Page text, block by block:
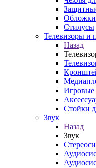
Обложки
Стилусы
Телевизоры и
Назад
Игровые
Стойки
Звук
Назад
Звук